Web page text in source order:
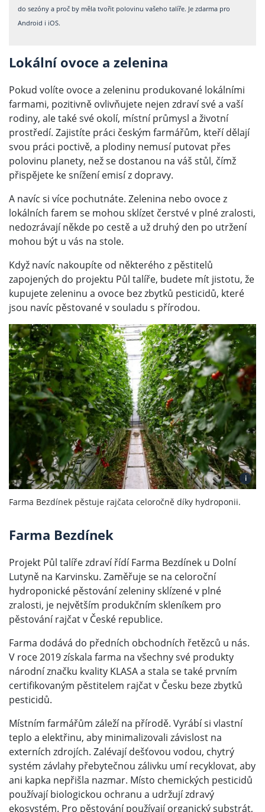
do sezóny a proč by měla tvořit polovinu vašeho talíře. Je zdarma pro
Android i iOS.
Lokální ovoce a zelenina
Pokud volíte ovoce a zeleninu produkované lokálními
farmami, pozitivně ovlivňujete nejen zdraví své a vaší
rodiny, ale také své okolí, místní průmysl a životní
prostředí. Zajistíte práci českým farmářům, kteří dělají
svou práci poctivě, a plodiny nemusí putovat přes
polovinu planety, než se dostanou na váš stůl, čímž
přispějete ke snížení emisí z dopravy.
A navíc si více pochutnáte. Zelenina nebo ovoce z
lokálních farem se mohou sklízet čerstvé v plné zralosti,
nedozrávají někde po cestě a už druhý den po utržení
mohou být u vás na stole.
Když navíc nakoupíte od některého z pěstitelů
zapojených do projektu Půl talíře, budete mít jistotu, že
kupujete zeleninu a ovoce bez zbytků pesticidů, které
jsou navíc pěstované v souladu s přírodou.
i
Farma Bezdínek pěstuje rajčata celoročně díky hydroponii.
Farma Bezdínek
Projekt Půl talíře zdraví řídí Farma Bezdínek u Dolní
Lutyně na Karvinsku. Zaměřuje se na celoroční
hydroponické pěstování zeleniny sklízené v plné
zralosti, je největším produkčním skleníkem pro
pěstování rajčat v České republice.
Farma dodává do předních obchodních řetězců u nás.
V roce 2019 získala farma na všechny své produkty
národní značku kvality KLASA a stala se také prvním
certifikovaným pěstitelem rajčat v Česku beze zbytků
pesticidů.
Místním farmářům záleží na přírodě. Vyrábí si vlastní
teplo a elektřinu, aby minimalizovali závislost na
externích zdrojích. Zalévají dešťovou vodou, chytrý
systém závlahy přebytečnou zálivku umí recyklovat, aby
ani kapka nepřišla nazmar. Místo chemických pesticidů
používají biologickou ochranu a udržují zdravý
ekosystém. Pro pěstování používají organický substrát,